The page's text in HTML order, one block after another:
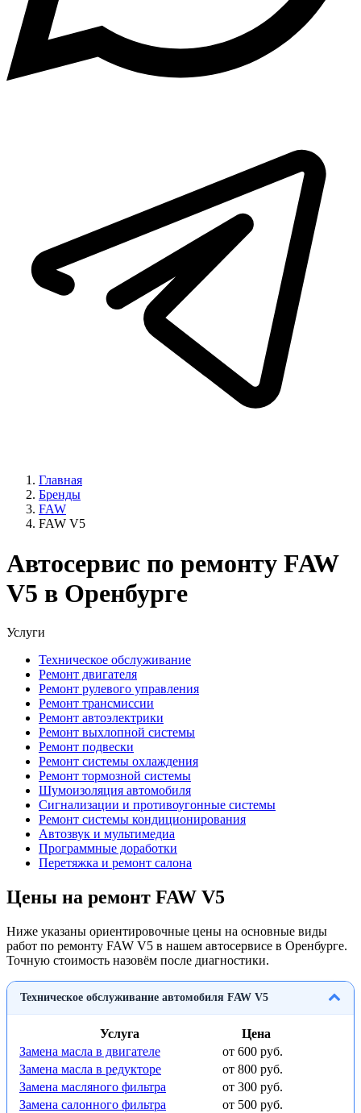
Главная
Бренды
FAW
FAW V5
Автосервис по ремонту FAW
V5 в Оренбурге
Услуги
Техническое обслуживание
Ремонт двигателя
Ремонт рулевого управления
Ремонт трансмиссии
Ремонт автоэлектрики
Ремонт выхлопной системы
Ремонт подвески
Ремонт системы охлаждения
Ремонт тормозной системы
Шумоизоляция автомобиля
Сигнализации и противоугонные системы
Ремонт системы кондиционирования
Автозвук и мультимедиа
Программные доработки
Перетяжка и ремонт салона
Цены на ремонт FAW V5
Ниже указаны ориентировочные цены на основные виды
работ по ремонту FAW V5 в нашем автосервисе в Оренбурге.
Точную стоимость назовём после диагностики.
Техническое обслуживание автомобиля FAW V5
Услуга
Цена
Замена масла в двигателе
от 600 руб.
Замена масла в редукторе
от 800 руб.
Замена масляного фильтра
от 300 руб.
Замена салонного фильтра
от 500 руб.